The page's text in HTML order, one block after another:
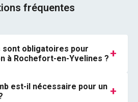
fréquentes
sont obligatoires pour
à Rochefort-en-Yvelines ? +
est-il nécessaire pour un +